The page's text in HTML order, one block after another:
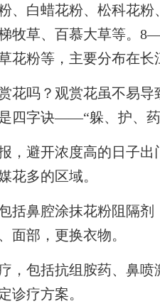
、白蜡花粉、松科花
牧草、百慕大草等。
花粉等，主要分布在长
吗？观赏花虽不易导
四字诀——“躲、护、
避开浓度高的日子出
花多的区域。
鼻腔涂抹花粉阻隔剂
面部，更换衣物。
包括抗组胺药、鼻喷
诊疗方案。